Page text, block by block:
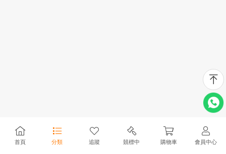
首頁 分類 追蹤 競標中 購物車 會員中心